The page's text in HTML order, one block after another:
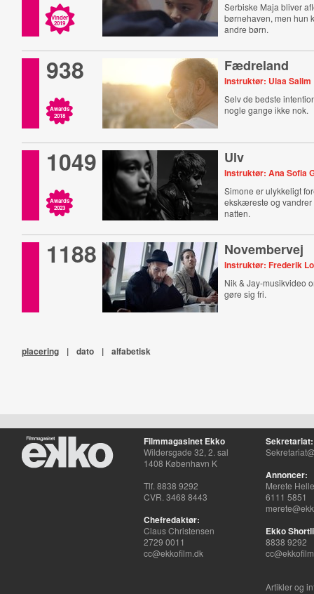
Vinder
2019
Serbiske Maja bliver
børnehaven, men hun
andre børn.
938
Awards
2018
Fædreland
Instruktør: Ulaa Salim
Selv de bedste
nogle gange ikke nok.
1049
Awards
2023
Ulv
Instruktør: Ana Sofia
Simone er ulykkeligt
ekskæreste og
natten.
1188 Novembervej
Instruktør: Frederik
Nik & Jay-musikvideo
gøre sig fri.
placering | dato | alfabetisk
Filmmagasinet Ekko
Wildersgade 32, 2. sal
1408 København K
Tlf. 8838 9292
CVR. 3468 8443
Chefredaktør:
Claus Christensen
2729 0011
cc@ekkofilm.dk
Sekretariat:
Annoncer:
Merete
6111 5851
Ekko
8838 9292
Artikler og